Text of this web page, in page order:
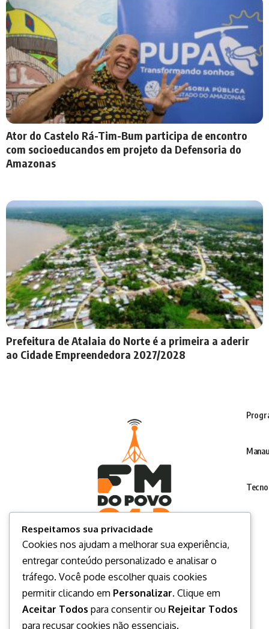
Ator do Castelo Rá-Tim-Bum participa de encontro
com socioeducandos em projeto da Defensoria do
Amazonas
Prefeitura de Atalaia do Norte é a primeira a aderir
ao Cidade Empreendedora 2027/2028
Respeitamos sua privacidade
Cookies nos ajudam a melhorar sua experiência,
entregar conteúdo personalizado e analisar o
tráfego. Você pode escolher quais cookies
permitir clicando em Personalizar. Clique em
Aceitar Todos para consentir ou Rejeitar Todos
para recusar cookies não essenciais.